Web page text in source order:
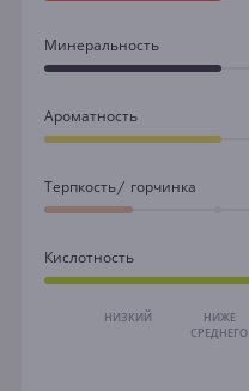
Минеральность
Ароматность
Терпкость/ горчинка
Кислотность
НИЗКИЙ
НИЖЕ
СРЕДНЕГО